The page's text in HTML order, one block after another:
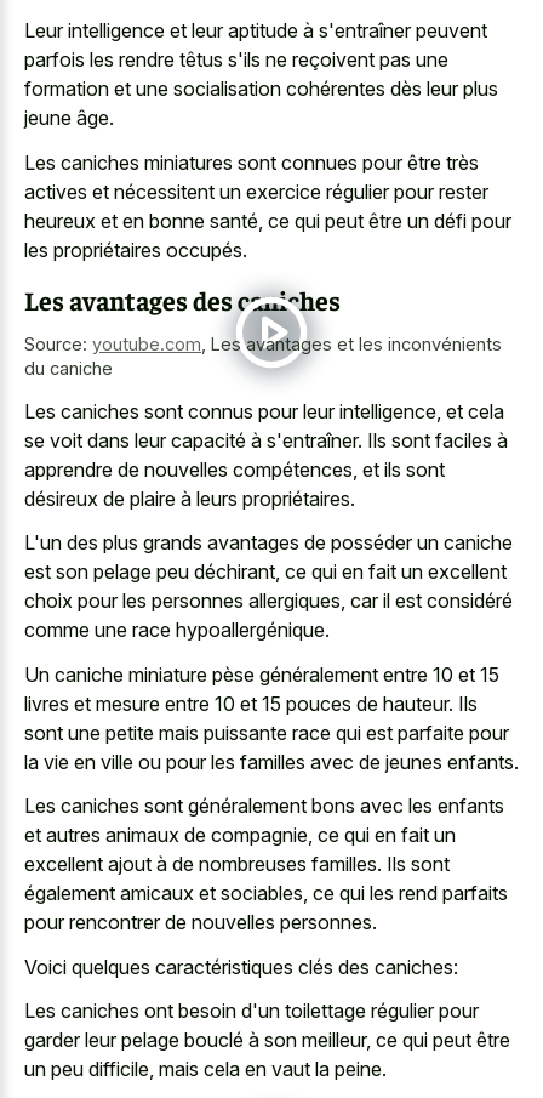
Leur intelligence et leur aptitude à s'entraîner peuvent
parfois les rendre têtus s'ils ne reçoivent pas une
formation et une socialisation cohérentes dès leur plus
jeune âge.
Les caniches miniatures sont connues pour être très
actives et nécessitent un exercice régulier pour rester
heureux et en bonne santé, ce qui peut être un défi pour
les propriétaires occupés.
Les avantages des caniches
Source: youtube.com, Les avantages et les inconvénients
du caniche
Les caniches sont connus pour leur intelligence, et cela
se voit dans leur capacité à s'entraîner. Ils sont faciles à
apprendre de nouvelles compétences, et ils sont
désireux de plaire à leurs propriétaires.
L'un des plus grands avantages de posséder un caniche
est son pelage peu déchirant, ce qui en fait un excellent
choix pour les personnes allergiques, car il est considéré
comme une race hypoallergénique.
Un caniche miniature pèse généralement entre 10 et 15
livres et mesure entre 10 et 15 pouces de hauteur. Ils
sont une petite mais puissante race qui est parfaite pour
la vie en ville ou pour les familles avec de jeunes enfants.
Les caniches sont généralement bons avec les enfants
et autres animaux de compagnie, ce qui en fait un
excellent ajout à de nombreuses familles. Ils sont
également amicaux et sociables, ce qui les rend parfaits
pour rencontrer de nouvelles personnes.
Voici quelques caractéristiques clés des caniches:
Les caniches ont besoin d'un toilettage régulier pour
garder leur pelage bouclé à son meilleur, ce qui peut être
un peu difficile, mais cela en vaut la peine.